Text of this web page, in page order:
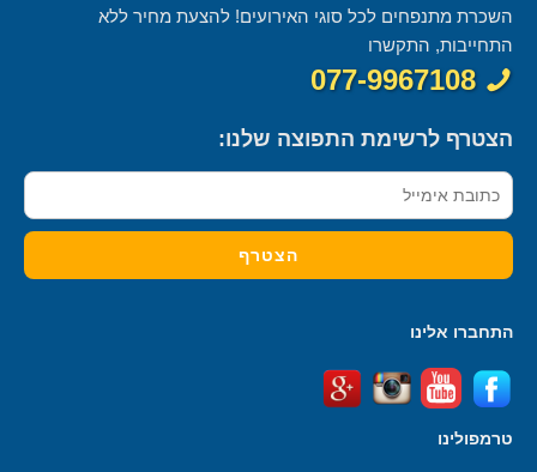
השכרת מתנפחים לכל סוגי האירועים! להצעת מחיר ללא
התחייבות, התקשרו
077-9967108
הצטרף לרשימת התפוצה שלנו:
התחברו אלינו
טרמפולינו